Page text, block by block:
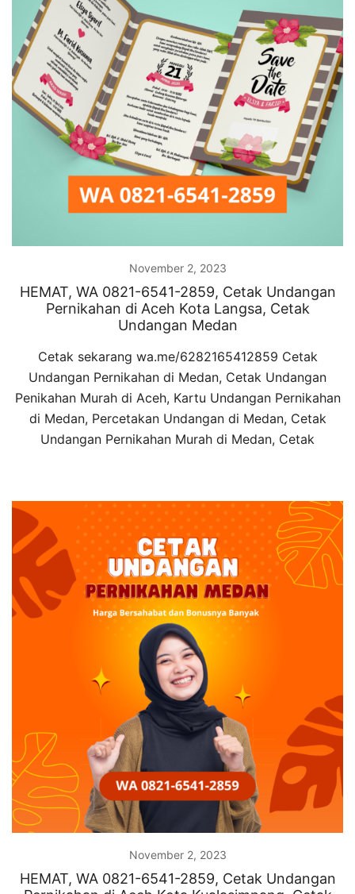
November 2, 2023
HEMAT, WA 0821-6541-2859, Cetak Undangan
Pernikahan di Aceh Kota Langsa, Cetak
Undangan Medan
Cetak sekarang wa.me/6282165412859 Cetak
Undangan Pernikahan di Medan, Cetak Undangan
Penikahan Murah di Aceh, Kartu Undangan Pernikahan
di Medan, Percetakan Undangan di Medan, Cetak
Undangan Pernikahan Murah di Medan, Cetak
November 2, 2023
HEMAT, WA 0821-6541-2859, Cetak Undangan